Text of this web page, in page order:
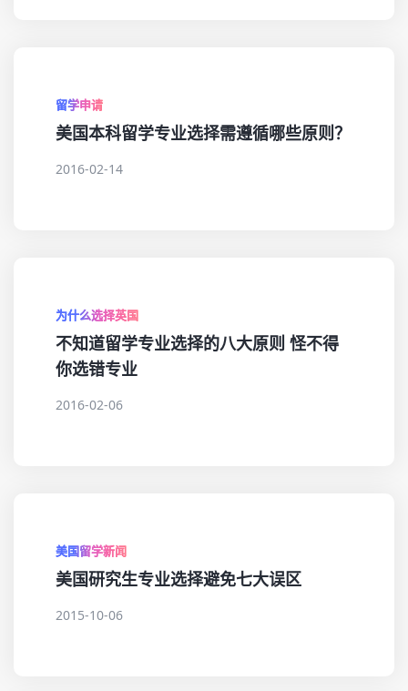
留学申请
美国本科留学专业选择需遵循哪些原则？
2016-02-14
为什么选择英国
不知道留学专业选择的八大原则 怪不得
你选错专业
2016-02-06
美国留学新闻
美国研究生专业选择避免七大误区
2015-10-06